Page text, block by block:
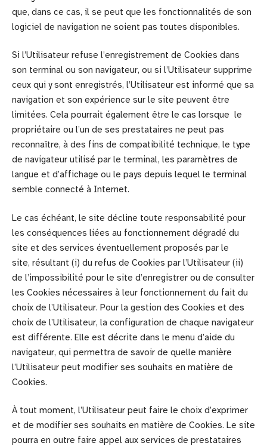
que, dans ce cas, il se peut que les fonctionnalités de son
logiciel de navigation ne soient pas toutes disponibles.
Si l’Utilisateur refuse l’enregistrement de Cookies dans
son terminal ou son navigateur, ou si l’Utilisateur supprime
ceux qui y sont enregistrés, l’Utilisateur est informé que sa
navigation et son expérience sur le site peuvent être
limitées. Cela pourrait également être le cas lorsque le
propriétaire ou l’un de ses prestataires ne peut pas
reconnaître, à des fins de compatibilité technique, le type
de navigateur utilisé par le terminal, les paramètres de
langue et d’affichage ou le pays depuis lequel le terminal
semble connecté à Internet.
Le cas échéant, le site décline toute responsabilité pour
les conséquences liées au fonctionnement dégradé du
site et des services éventuellement proposés par le
site, résultant (i) du refus de Cookies par l’Utilisateur (ii)
de l’impossibilité pour le site d’enregistrer ou de consulter
les Cookies nécessaires à leur fonctionnement du fait du
choix de l’Utilisateur. Pour la gestion des Cookies et des
choix de l’Utilisateur, la configuration de chaque navigateur
est différente. Elle est décrite dans le menu d’aide du
navigateur, qui permettra de savoir de quelle manière
l’Utilisateur peut modifier ses souhaits en matière de
Cookies.
À tout moment, l’Utilisateur peut faire le choix d’exprimer
et de modifier ses souhaits en matière de Cookies. Le site
pourra en outre faire appel aux services de prestataires